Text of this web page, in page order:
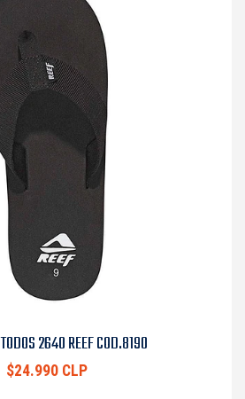
2640 REEF COD.8190
$24.990 CLP